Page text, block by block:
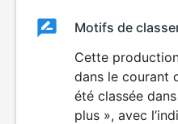
ClassementClassement
Motifs de
Cette
dans le courant
été classée
plus », avec